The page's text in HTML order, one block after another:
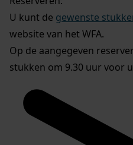
U kunt de gewenste
website van het WFA.
Op de aangegeven
stukken om 9.30 uur voor